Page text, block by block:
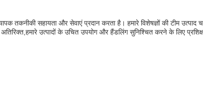
तकनीकी सहायता और सेवाएं प्रदान करता है। हमारे विशेषज्ञों की टीम
उत्पादों के उचित उपयोग और हैंडलिंग सुनिश्चित करने के लिए